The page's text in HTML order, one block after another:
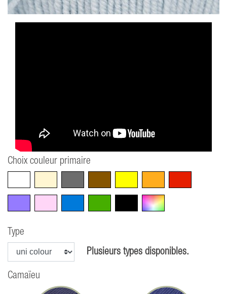
Choix couleur primaire
Multicolore
Type
Plusieurs types disponibles.
Camaïeu